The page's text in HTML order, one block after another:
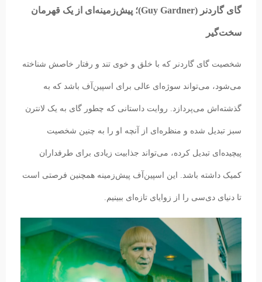
گای گاردنر (Guy Gardner)؛ پیش‌زمینه‌ای از یک قهرمان
سخت‌گیر
شخصیت گای گاردنر که با خلق و خوی تند و رفتار خاصش شناخته
می‌شود، می‌تواند سوژه‌ای عالی برای اسپین‌آف باشد که به
گذشته‌اش می‌پردازد. روایت داستانی که چطور گای به یک لانترن
سبز تبدیل شده و منظره‌ای از آنچه او را به چنین شخصیت
پیچیده‌ای تبدیل کرده، می‌تواند جذابیت زیادی برای طرفداران
کمیک داشته باشد. این اسپین‌آف پیش‌زمینه همچنین فرصتی است
تا دنیای دی‌سی را از زوایای تازه‌ای ببینیم.